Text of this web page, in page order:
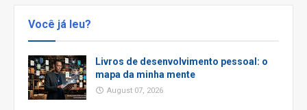
Você já leu?
Livros de desenvolvimento pessoal: o
mapa da minha mente
August 07, 2026